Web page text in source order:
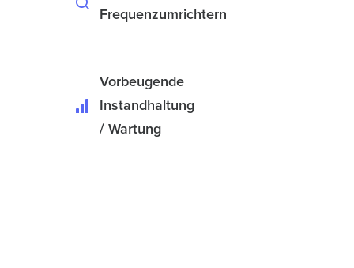
Frequenzumrichtern
Vorbeugende
Instandhaltung
/ Wartung